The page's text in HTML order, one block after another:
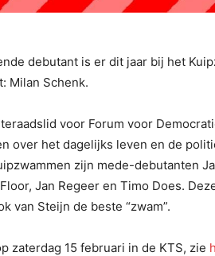
debutant is er dit jaar bij het
Milan Schenk.
voor Forum voor
over het dagelijks leven en de
zijn mede-debutanten
Jan Regeer en Timo Does.
van Steijn de beste “zwam”.
zaterdag 15 februari in de KTS, zie